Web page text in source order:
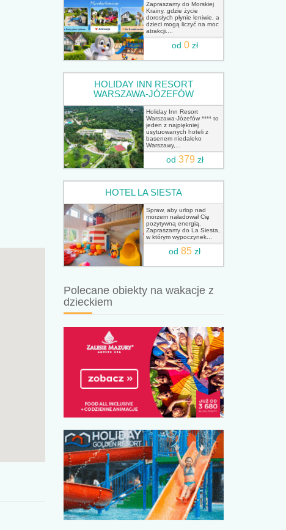
Zapraszamy do Morskiej
Krainy, gdzie życie
dorosłych płynie leniwie, a
dzieci mogą liczyć na moc
atrakcji....
od 0zł
HOLIDAY INN RESORT
WARSZAWA-JÓZEFÓW
Holiday Inn Resort
Warszawa-Józefów **** to
jeden z najpiękniej
usytuowanych hoteli z
basenem niedaleko
Warszawy,...
od 379 zł
HOTEL LA SIESTA
Spraw, aby urlop nad
morzem naładował Cię
pozytywną energią.
Zapraszamy do La Siesta,
w którym wypoczynek...
od85 zł
Polecane obiekty na wakacje z
dzieckiem